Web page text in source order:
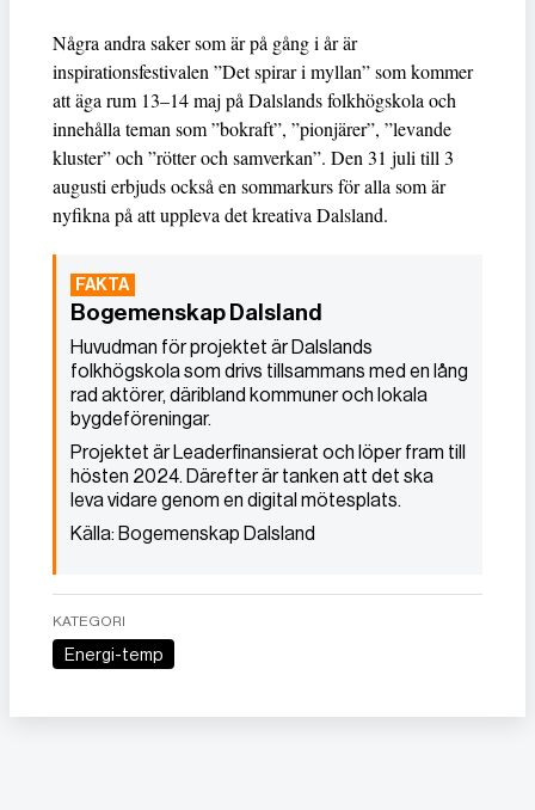
Några andra saker som är på gång i år är
inspirationsfestivalen ”Det spirar i myllan” som kommer
att äga rum 13–14 maj på Dalslands folkhögskola och
innehålla teman som ”bokraft”, ”pionjärer”, ”levande
kluster” och ”rötter och samverkan”. Den 31 juli till 3
augusti erbjuds också en sommarkurs för alla som är
nyfikna på att uppleva det kreativa Dalsland.
Bogemenskap Dalsland
Huvudman för projektet är Dalslands
folkhögskola som drivs tillsammans med en lång
rad aktörer, däribland kommuner och lokala
bygdeföreningar.
Projektet är Leaderfinansierat och löper fram till
hösten 2024. Därefter är tanken att det ska
leva vidare genom en digital mötesplats.
Källa: Bogemenskap Dalsland
KATEGORI
Energi-temp